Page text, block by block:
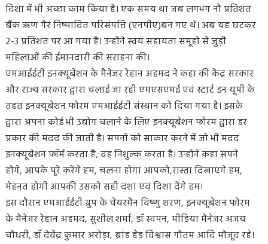
दिशा में भी अच्छा काम किया है। एक समय था जब लगभग नौ प्रतिशत
बैंक ऋण गैर निष्पादित परिसंपत्ति (एनपीए)बन गए थे। अब यह घटकर
2-3 प्रतिशत पर आ गया है। उन्होंने स्वयं सहायता समूहों से जुड़ी
महिलाओं की ईमानदारी की सराहना की।
एमआईईटी इनक्यूबेशन के मैनेजर रेहान अहमद ने कहा की केंद्र सरकार
और राज्य सरकार द्वारा चलाई जा रही एमएसएमई एवं स्टार्ट इन यूपी के
तहत इनक्यूबेशन फोरम एमआईईटी संस्थान को दिया गया है। इसके
द्वारा अपना कोई भी उद्योग चलाने के लिए इनक्यूबेशन फोरम द्वारा हर
प्रकार की मदद की जाती है। सपनों को साकार करने में जो भी मदद
इनक्यूबेशन फॉर्म करता है, वह निशुल्क करता है। उन्होंने कहा सपने
होंगे, आपके पूरे करेंगे हम, चलना होगा आपको,रास्ता दिखाएंगे हम,
मेहनत होगी आपकी उसको सही दशा एवं दिशा देंगे हम।
इस दौरान एमआईईटी ग्रुप के चेयरमैन विष्णु शरण, इनक्यूबेशन फोरम
के मैनेजर रेहान अहमद, सुशील शर्मा, डॉ स्वपन, मीडिया मैनेजर अजय
चौधरी, डॉ देवेंद्र कुमार अरोड़ा, ब्रांड हेड विश्वास गौतम आदि मौजूद रहे।